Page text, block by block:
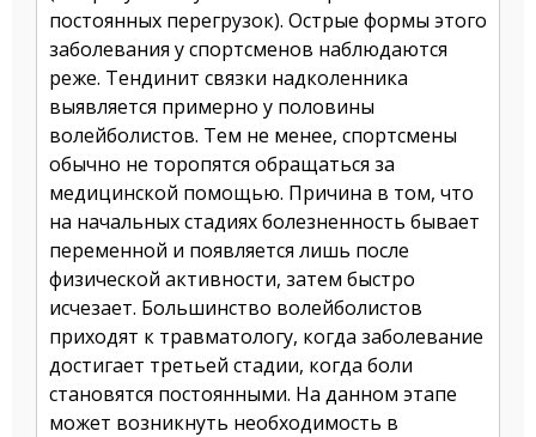
постоянных перегрузок). Острые формы этого
заболевания у спортсменов наблюдаются
реже. Тендинит связки надколенника
выявляется примерно у половины
волейболистов. Тем не менее, спортсмены
обычно не торопятся обращаться за
медицинской помощью. Причина в том, что
на начальных стадиях болезненность бывает
переменной и появляется лишь после
физической активности, затем быстро
исчезает. Большинство волейболистов
приходят к травматологу, когда заболевание
достигает третьей стадии, когда боли
становятся постоянными. На данном этапе
может возникнуть необходимость в